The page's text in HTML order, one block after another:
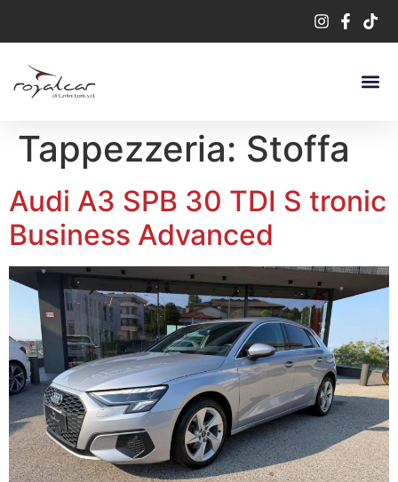
Tappezzeria: Stoffa
Audi A3 SPB 30 TDI S tronic
Business Advanced